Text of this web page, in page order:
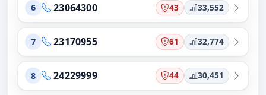
6 23064300 43 33,552
7 23170955 61 32,774
8 24229999 44 30,451